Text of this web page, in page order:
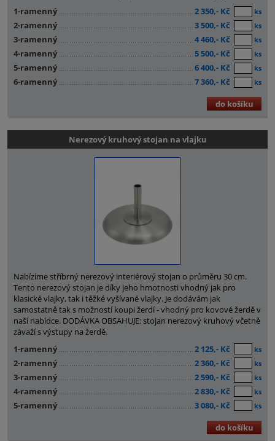
1-ramenný
2 350,- Kč ks
2-ramenný 3 500,- Kč ks
3-ramenný 4 460,- Kč ks
4-ramenný 5 500,- Kč ks
5-ramenný 6 400,- Kč ks
6-ramenný 7 360,- Kč ks
do košíku
Nerezový kruhový stojan na vlajku
Nabízíme stříbrný nerezový interiérový stojan o průměru 30 cm.
Tento nerezový stojan je díky jeho hmotnosti vhodný jak pro
klasické vlajky, tak i těžké vyšívané vlajky. Je dodávám jak
samostatně tak s možností koupi žerdí - vhodný pro kovové žerdě v
naší nabídce. DODÁVKA OBSAHUJE: stojan nerezový kruhový včetně
závaží s výstupy na žerdě.
1-ramenný
2 125,- Kč ks
2-ramenný 2 360,- Kč ks
3-ramenný 2 590,- Kč ks
4-ramenný 2 830,- Kč ks
5-ramenný 3 080,- Kč ks
do košíku